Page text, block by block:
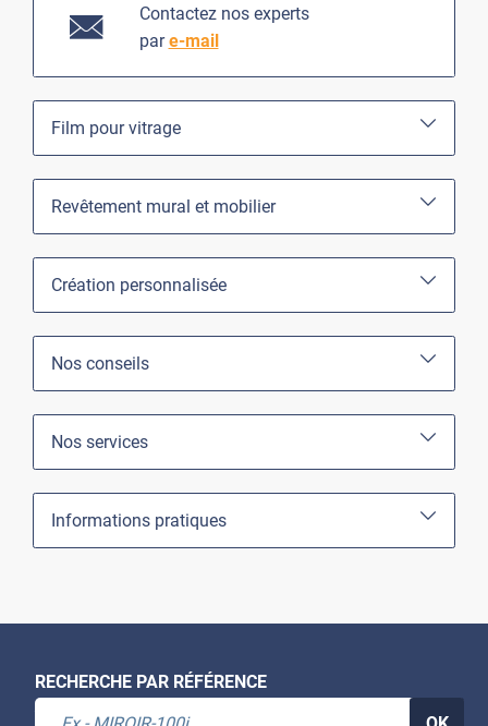
Contactez nos experts
pare-mail
Film pour vitrage
Revêtement mural et mobilier
Création personnalisée
Nos conseils
Nos services
Informations pratiques
RECHERCHE PAR RÉFÉRENCE